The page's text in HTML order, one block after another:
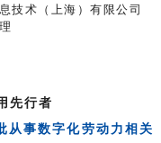
技术（上海）有限公司
先行者
从事数字化劳动力相关